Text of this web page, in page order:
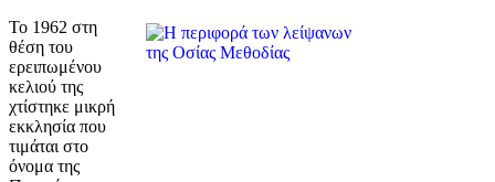
Το 1962 στη
θέση του
ερειπωμένου
κελιού της
χτίστηκε μικρή
εκκλησία που
τιμάται στο
όνομα της